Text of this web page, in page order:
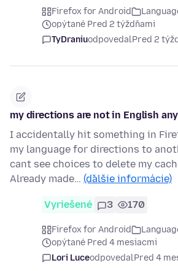
Firefox for Android
opýtané Pred 2 týždňami
TyDraniuodpovedalPred 2
my directions are not in English
I accidentally hit something in
my language for directions to
cant see choices to delete my
Already made… (ďalšie informácie)
Vyriešené 3 170
Firefox for Android
opýtané Pred 4 mesiacmi
Lori LuceodpovedalPred 4